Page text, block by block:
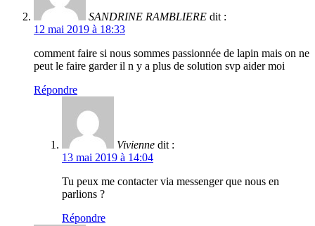
SANDRINE RAMBLIERE dit :
12 mai 2019 à 18:33
comment faire si nous sommes passionnée de lapin mais on ne
peut le faire garder il n y a plus de solution svp aider moi
Répondre
Vivienne dit :
13 mai 2019 à 14:04
Tu peux me contacter via messenger que nous en
parlions ?
Répondre